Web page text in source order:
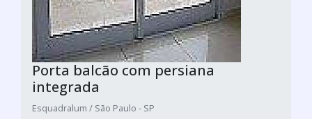
Porta balcão com persiana
integrada
Esquadralum / São Paulo - SP